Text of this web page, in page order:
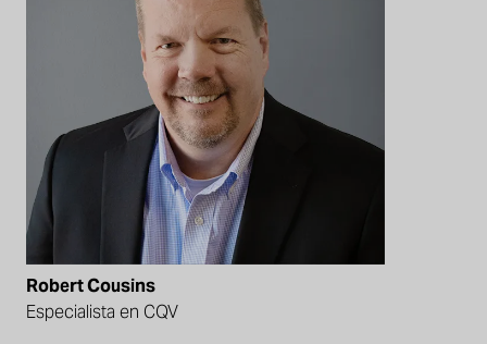
Robert Cousins
Especialista en CQV